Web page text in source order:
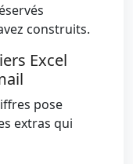
construits.
Excel
pose
extras qui